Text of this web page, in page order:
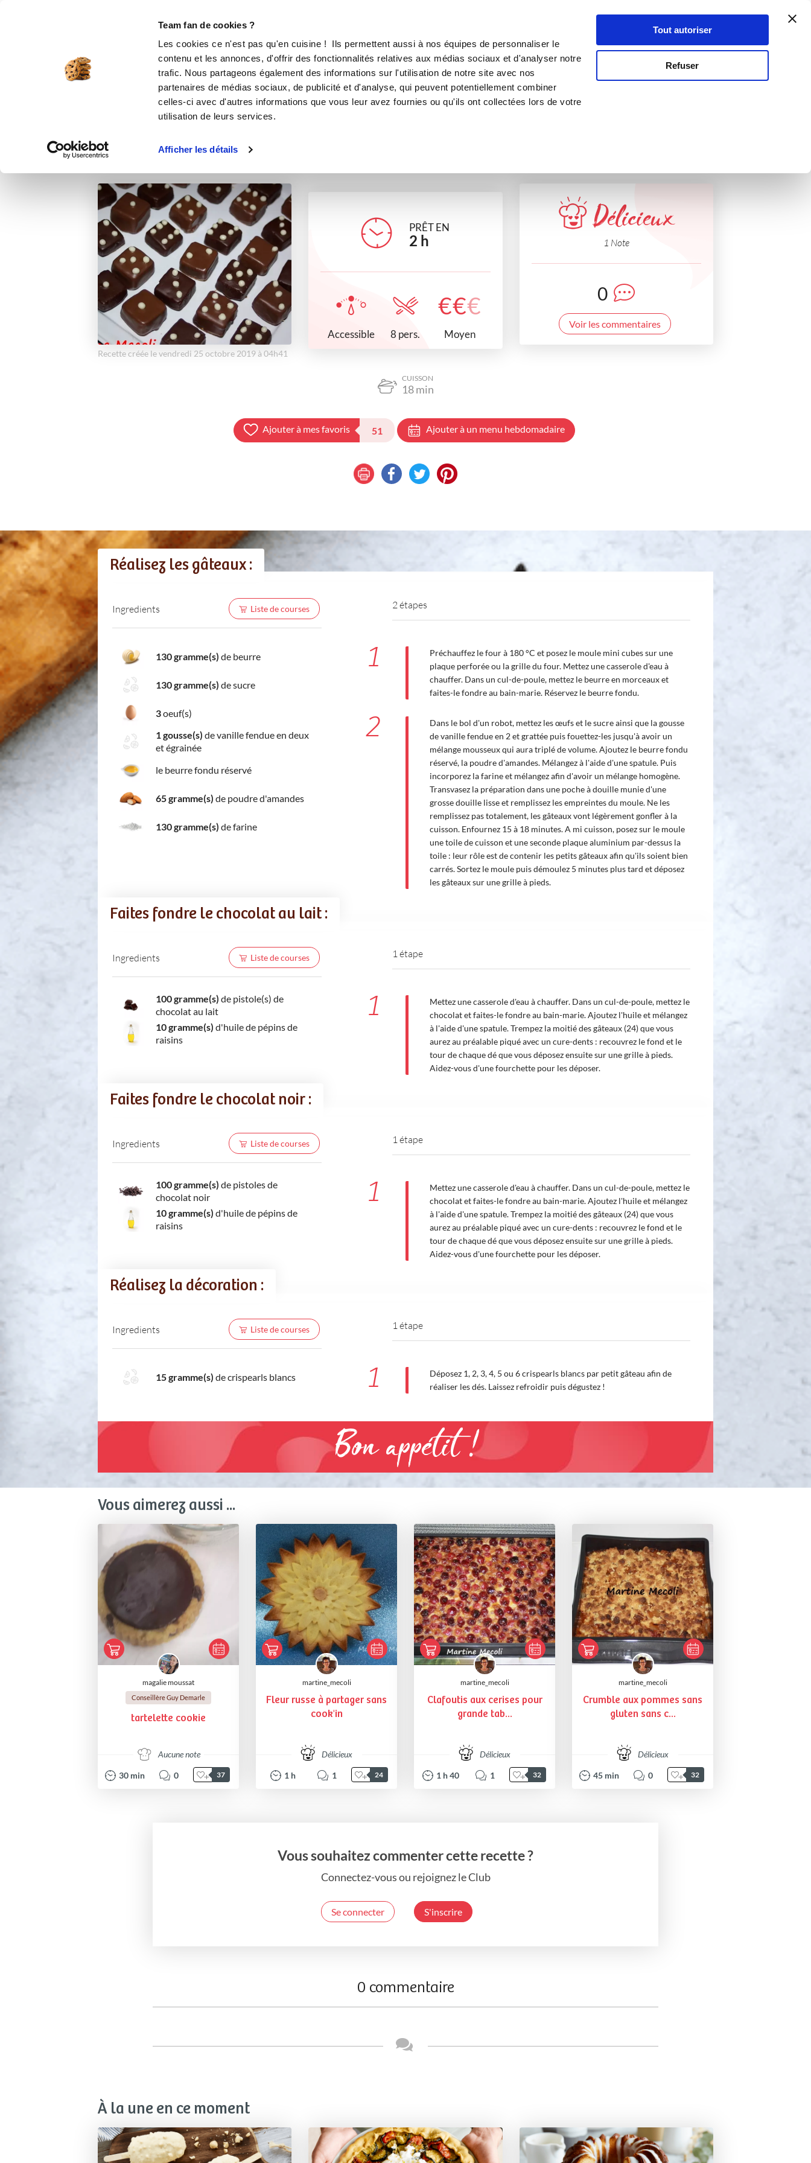
Team fan de cookies ?
Les cookies ce n'est pas qu'en cuisine ! Ils permettent aussi à nos équipes de personnaliser le
contenu et les annonces, d'offrir des fonctionnalités relatives aux médias sociaux et d'analyser notre
trafic. Nous partageons également des informations sur l'utilisation de notre site avec nos
partenaires de médias sociaux, de publicité et d'analyse, qui peuvent potentiellement combiner
celles-ci avec d'autres informations que vous leur avez fournies ou qu'ils ont collectées lors de votre
utilisation de leurs services.
Afficher les détails
Tout autoriser
Refuser
Se connecter
Dés aux chocolats à déguster sans cook'in
desserts Tea time Petits gourmands Pour recevoir
Recette créée le vendredi 25 octobre 2019 à 04h41
PRÊT EN
2 h
Accessible 8 pers.
€€€
Moyen
Délicieux
1 Note
0
Voir les commentaires
CUISSON
18min
Ajouter à mes favoris 51 Ajouter à un menu hebdomadaire
Réalisez les gâteaux :
Ingredients Liste de courses
130 gramme(s) de beurre
130 gramme(s) de sucre
3oeuf(s)
1 gousse(s) de vanille fendue en deux
et égrainée
le beurre fondu réservé
65 gramme(s) de poudre d'amandes
130 gramme(s) de farine
2 étapes
1
Préchauffez le four à 180 °C et posez le moule mini cubes sur une
plaque perforée ou la grille du four. Mettez une casserole d'eau à
chauffer. Dans un cul-de-poule, mettez le beurre en morceaux et
faites-le fondre au bain-marie. Réservez le beurre fondu.
2
Dans le bol d'un robot, mettez les œufs et le sucre ainsi que la gousse
de vanille fendue en 2 et grattée puis fouettez-les jusqu'à avoir un
mélange mousseux qui aura triplé de volume. Ajoutez le beurre fondu
réservé, la poudre d'amandes. Mélangez à l'aide d'une spatule. Puis
incorporez la farine et mélangez afin d'avoir un mélange homogène.
Transvasez la préparation dans une poche à douille munie d'une
grosse douille lisse et remplissez les empreintes du moule. Ne les
remplissez pas totalement, les gâteaux vont légèrement gonfler à la
cuisson. Enfournez 15 à 18 minutes. A mi cuisson, posez sur le moule
une toile de cuisson et une seconde plaque aluminium par-dessus la
toile : leur rôle est de contenir les petits gâteaux afin qu'ils soient bien
carrés. Sortez le moule puis démoulez 5 minutes plus tard et déposez
les gâteaux sur une grille à pieds.
Faites fondre le chocolat au lait :
Ingredients Liste de courses
100 gramme(s) de pistole(s) de
chocolat au lait
10 gramme(s) d'huile de pépins de
raisins
1 étape
1
Mettez une casserole d'eau à chauffer. Dans un cul-de-poule, mettez le
chocolat et faites-le fondre au bain-marie. Ajoutez l'huile et mélangez
à l'aide d'une spatule. Trempez la moitié des gâteaux (24) que vous
aurez au préalable piqué avec un cure-dents : recouvrez le fond et le
tour de chaque dé que vous déposez ensuite sur une grille à pieds.
Aidez-vous d'une fourchette pour les déposer.
Faites fondre le chocolat noir :
Ingredients Liste de courses
100 gramme(s) de pistoles de
chocolat noir
10 gramme(s) d'huile de pépins de
raisins
1 étape
1
Mettez une casserole d'eau à chauffer. Dans un cul-de-poule, mettez le
chocolat et faites-le fondre au bain-marie. Ajoutez l'huile et mélangez
à l'aide d'une spatule. Trempez la moitié des gâteaux (24) que vous
aurez au préalable piqué avec un cure-dents : recouvrez le fond et le
tour de chaque dé que vous déposez ensuite sur une grille à pieds.
Aidez-vous d'une fourchette pour les déposer.
Réalisez la décoration :
Ingredients Liste de courses
15 gramme(s) de crispearls blancs
1 étape
1
Déposez 1, 2, 3, 4, 5 ou 6 crispearls blancs par petit gâteau afin de
réaliser les dés. Laissez refroidir puis dégustez !
Bon appétit !
Vous aimerez aussi ...
magalie moussat
Conseillère Guy Demarle
tartelette cookie
Aucune note
30 min 0 37
martine_mecoli
Fleur russe à partager sans
cook'in
Délicieux
1 h 1 24
martine_mecoli
Clafoutis aux cerises pour
grande tab...
Délicieux
1 h40 1 32
martine_mecoli
Crumble aux pommes sans
gluten sans c...
Délicieux
45 min 0 32
Vous souhaitez commenter cette recette ?
Connectez-vous ou rejoignez le Club
Se connecter S'inscrire
0 commentaire
À la une en ce moment